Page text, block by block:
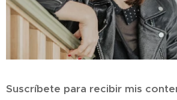
Suscríbete para recibir mis